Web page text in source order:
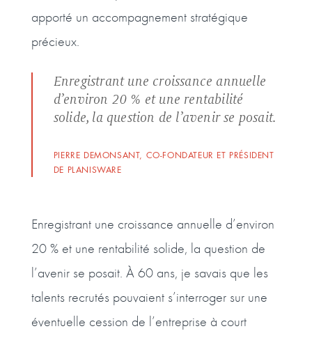
apporté un accompagnement stratégique
précieux.
Enregistrant une croissance annuelle
d’environ 20 % et une rentabilité
solide, la question de l’avenir se posait.
PIERRE DEMONSANT, CO-FONDATEUR ET PRÉSIDENT
DE PLANISWARE
Enregistrant une croissance annuelle d’environ
20 % et une rentabilité solide, la question de
l’avenir se posait. À 60 ans, je savais que les
talents recrutés pouvaient s’interroger sur une
éventuelle cession de l’entreprise à court